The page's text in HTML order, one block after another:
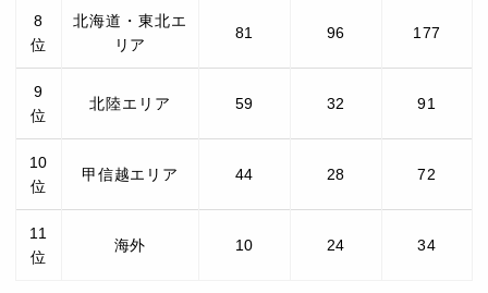
8
位
北海道・東北エ
リア
81 96 177
9
位
北陸エリア 59 32 91
10
位
甲信越エリア 44 28 72
11
位
海外 10 24 34